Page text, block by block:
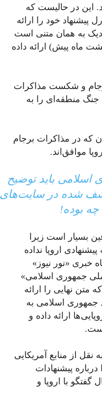
این در حالیست که
پیشنهاد خود را ارائه
به همان متنی است
ماه پیش) ارائه داده
و شکست مذاکرات
جنگ منطقه‌ای را به
که در مذاکرات برجام
موافق‌اند.
باید توضیح
کشف شده در
چه بوده!
بسیار است زیرا
اروپا نداده
خبری «نور نیوز»
جمهوری اسلامی»
متن نهایی را ارائه
جمهوری اسلامی به
ارائه داده و
نقل از منابع آمریکایی
پیشنهادات
با اروپا و